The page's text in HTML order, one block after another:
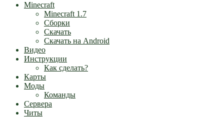
Minecraft
Minecraft 1.7
Сборки
Скачать
Скачать на Android
Видео
Инструкции
Как сделать?
Карты
Моды
Команды
Сервера
Читы